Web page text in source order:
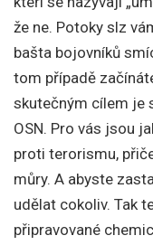
že ne. Potoky slz
bašta bojovníků
tom případě
skutečným cílem je
OSN. Pro vás jsou
proti terorismu,
můry. A abyste
udělat cokoliv. Tak
připravované